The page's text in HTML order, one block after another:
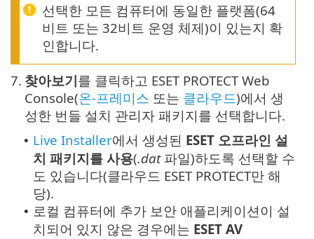
선택한 모든 컴퓨터에 동일한 플랫폼(64
비트 또는 32비트 운영 체제)이 있는지 확
인합니다.
7. 찾아보기를 클릭하고 ESET PROTECT Web
Console(온-프레미스 또는 클라우드)에서 생
성한 번들 설치 관리자 패키지를 선택합니다.
• Live Installer에서 생성된 ESET 오프라인 설
치 패키지를 사용(.dat파일)하도록 선택할 수
도 있습니다(클라우드 ESET PROTECT만 해
당).
• 로컬 컴퓨터에 추가 보안 애플리케이션이 설
치되어 있지 않은 경우에는 ESET AV